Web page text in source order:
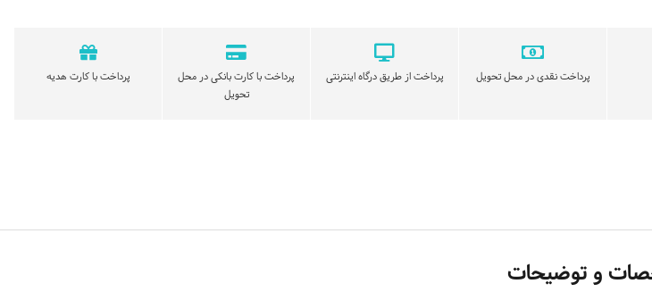
پرداخت نقدی در محل تحویل پرداخت از طریق درگاه اینترنتی
پرداخت با کارت بانکی در محل
تحویل
پرداخت با کارت هدیه
و توضیحات